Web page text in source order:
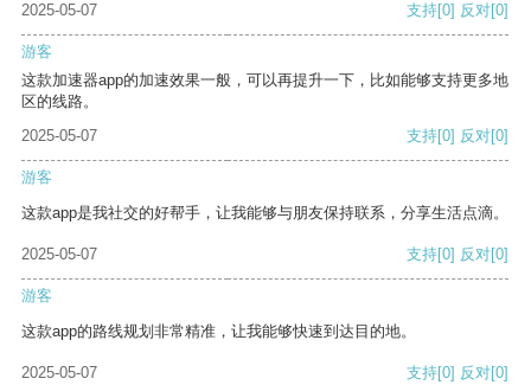
2025-05-07 支持[0] 反对[0]
游客
这款加速器app的加速效果一般，可以再提升一下，比如能够支持更多地
区的线路。
2025-05-07
支持[0] 反对[0]
游客
这款app是我社交的好帮手，让我能够与朋友保持联系，分享生活点滴。
2025-05-07 支持[0] 反对[0]
游客
这款app的路线规划非常精准，让我能够快速到达目的地。
2025-05-07 支持[0] 反对[0]